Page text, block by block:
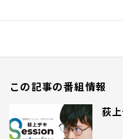
この記事の番組情報
荻